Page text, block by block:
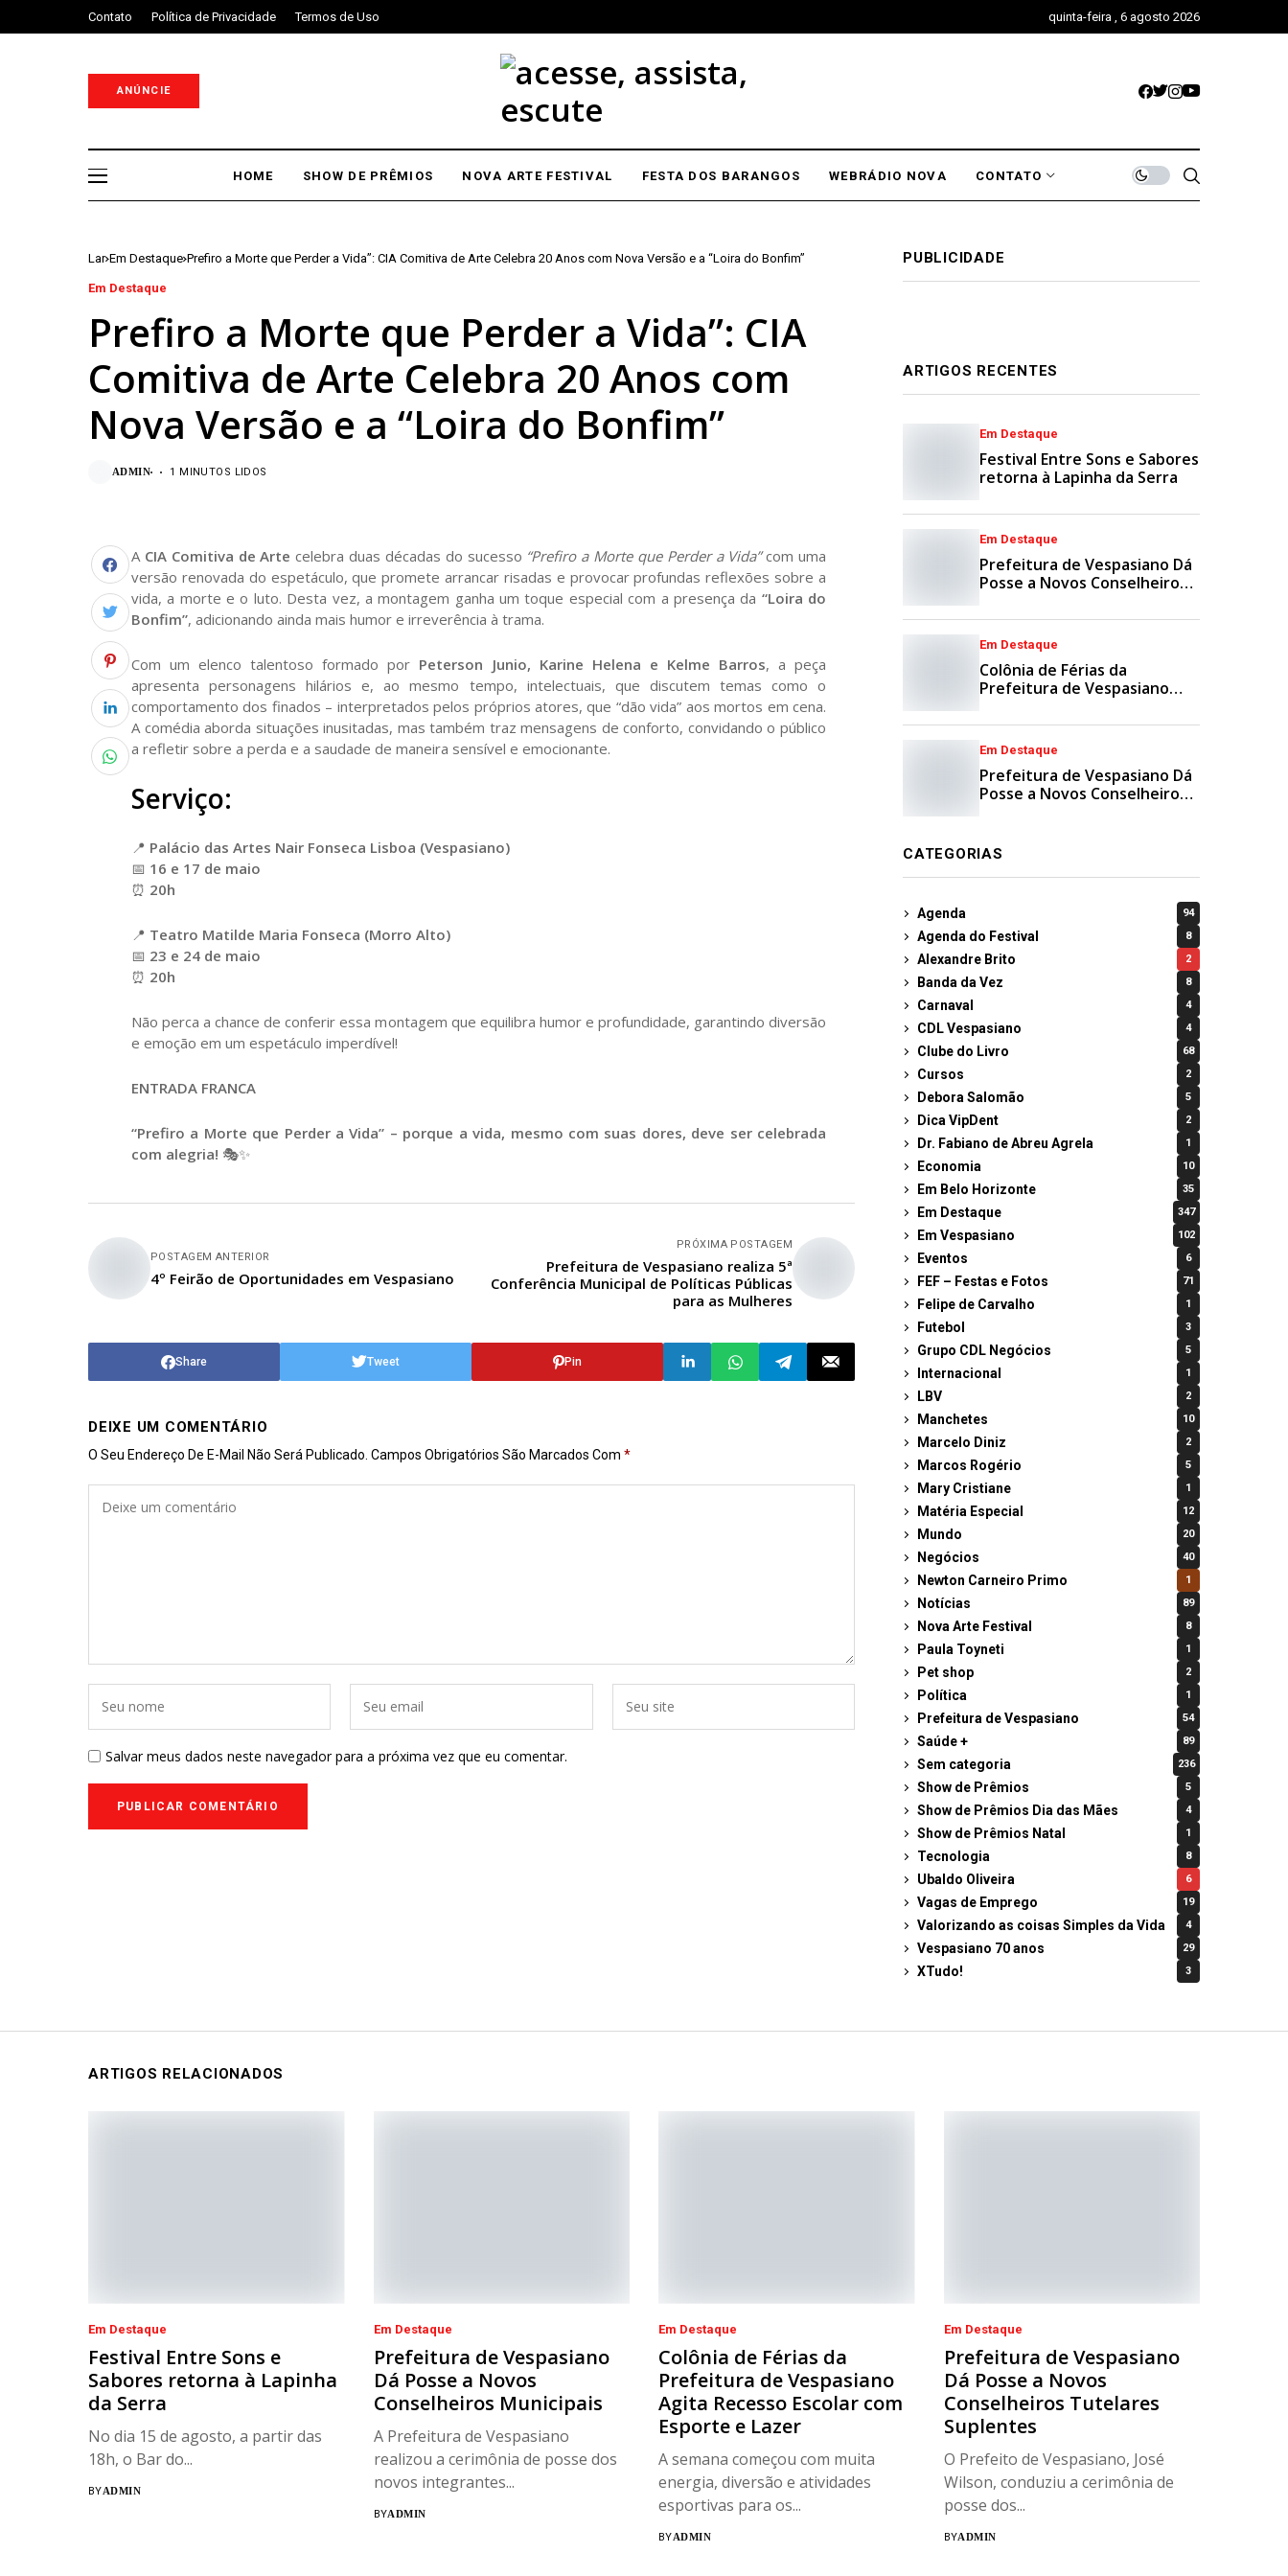
Contato Política de Privacidade Termos de Uso quinta-feira , 6 agosto 2026
ANÚNCIE
HOME SHOW DE PRÊMIOS NOVA ARTE FESTIVAL FESTA DOS BARANGOS WEBRÁDIO NOVA CONTATO
Lar Em Destaque Prefiro a Morte que Perder a Vida”: CIA Comitiva de Arte Celebra 20 Anos com Nova Versão e a “Loira do Bonfim”
Em Destaque
Prefiro a Morte que Perder a Vida”: CIA
Comitiva de Arte Celebra 20 Anos com
Nova Versão e a “Loira do Bonfim”
ADMIN 1 MINUTOS LIDOS
A CIA Comitiva de Arte celebra duas décadas do sucesso “Prefiro a Morte que Perder a Vida”com uma
versão renovada do espetáculo, que promete arrancar risadas e provocar profundas reflexões sobre a
vida, a morte e o luto. Desta vez, a montagem ganha um toque especial com a presença da “Loira do
Bonfim”, adicionando ainda mais humor e irreverência à trama.
Com um elenco talentoso formado por Peterson Junio, Karine Helena e Kelme Barros, a peça
apresenta personagens hilários e, ao mesmo tempo, intelectuais, que discutem temas como o
comportamento dos finados – interpretados pelos próprios atores, que “dão vida” aos mortos em cena.
A comédia aborda situações inusitadas, mas também traz mensagens de conforto, convidando o público
a refletir sobre a perda e a saudade de maneira sensível e emocionante.
Serviço:
📍 Palácio das Artes Nair Fonseca Lisboa (Vespasiano)
📅 16 e 17 de maio
⏰ 20h
📍 Teatro Matilde Maria Fonseca (Morro Alto)
📅 23 e 24 de maio
⏰ 20h
Não perca a chance de conferir essa montagem que equilibra humor e profundidade, garantindo diversão
e emoção em um espetáculo imperdível!
ENTRADA FRANCA
“Prefiro a Morte que Perder a Vida” – porque a vida, mesmo com suas dores, deve ser celebrada
com alegria! 🎭✨
POSTAGEM ANTERIOR
4º Feirão de Oportunidades em Vespasiano
PRÓXIMA POSTAGEM
Prefeitura de Vespasiano realiza 5ª
Conferência Municipal de Políticas Públicas
para as Mulheres
Share Tweet Pin
DEIXE UM COMENTÁRIO
O Seu Endereço De E-Mail Não Será Publicado. Campos Obrigatórios São Marcados Com *
Salvar meus dados neste navegador para a próxima vez que eu comentar.
PUBLICIDADE
ARTIGOS RECENTES
Em Destaque
Festival Entre Sons e Sabores
retorna à Lapinha da Serra
Em Destaque
Prefeitura de Vespasiano Dá
Posse a Novos Conselheiros
Em Destaque
Colônia de Férias da
Prefeitura de Vespasiano
Esporte e Lazer
Em Destaque
Prefeitura de Vespasiano Dá
Posse a Novos Conselheiros
CATEGORIAS
Agenda 94
Agenda do Festival 8
Alexandre Brito 2
Banda da Vez 8
Carnaval 4
CDL Vespasiano 4
Clube do Livro 68
Cursos 2
Debora Salomão 5
Dica VipDent 2
Dr. Fabiano de Abreu Agrela 1
Economia 10
Em Belo Horizonte 35
Em Destaque 347
Em Vespasiano 102
Eventos 6
FEF – Festas e Fotos 71
Felipe de Carvalho 1
Futebol 3
Grupo CDL Negócios 5
Internacional 1
LBV 2
Manchetes 10
Marcelo Diniz 2
Marcos Rogério 5
Mary Cristiane 1
Matéria Especial 12
Mundo 20
Negócios 40
Newton Carneiro Primo 1
Notícias 89
Nova Arte Festival 8
Paula Toyneti 1
Pet shop 2
Política 1
Prefeitura de Vespasiano 54
Saúde + 89
Sem categoria 236
Show de Prêmios 5
Show de Prêmios Dia das Mães 4
Show de Prêmios Natal 1
Tecnologia 8
Ubaldo Oliveira 6
Vagas de Emprego 19
Valorizando as coisas Simples da Vida 4
Vespasiano 70 anos 29
XTudo! 3
ARTIGOS RELACIONADOS
Em Destaque
Festival Entre Sons e
Sabores retorna à Lapinha
da Serra
No dia 15 de agosto, a partir das
18h, o Bar do...
BYADMIN
Em Destaque
Prefeitura de Vespasiano
Dá Posse a Novos
Conselheiros Municipais
A Prefeitura de Vespasiano
realizou a cerimônia de posse dos
novos integrantes...
BYADMIN
Em Destaque
Colônia de Férias da
Prefeitura de Vespasiano
Agita Recesso Escolar com
Esporte e Lazer
A semana começou com muita
energia, diversão e atividades
esportivas para os...
BYADMIN
Em Destaque
Prefeitura de Vespasiano
Dá Posse a Novos
Conselheiros Tutelares
Suplentes
O Prefeito de Vespasiano, José
Wilson, conduziu a cerimônia de
posse dos...
BYADMIN